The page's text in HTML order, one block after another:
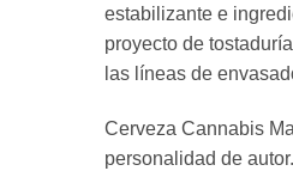
estabilizante e
proyecto de
las líneas de
Cerveza Cannabis
personalidad de